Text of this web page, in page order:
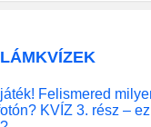
Felismered
KVÍZ 3. rész –